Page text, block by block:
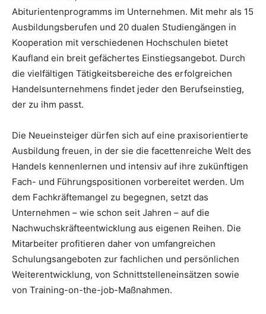
Abiturientenprogramms im Unternehmen. Mit mehr als 15
Ausbildungsberufen und 20 dualen Studiengängen in
Kooperation mit verschiedenen Hochschulen bietet
Kaufland ein breit gefächertes Einstiegsangebot. Durch
die vielfältigen Tätigkeitsbereiche des erfolgreichen
Handelsunternehmens findet jeder den Berufseinstieg,
der zu ihm passt.
Die Neueinsteiger dürfen sich auf eine praxisorientierte
Ausbildung freuen, in der sie die facettenreiche Welt des
Handels kennenlernen und intensiv auf ihre zukünftigen
Fach- und Führungspositionen vorbereitet werden. Um
dem Fachkräftemangel zu begegnen, setzt das
Unternehmen – wie schon seit Jahren – auf die
Nachwuchskräfteentwicklung aus eigenen Reihen. Die
Mitarbeiter profitieren daher von umfangreichen
Schulungsangeboten zur fachlichen und persönlichen
Weiterentwicklung, von Schnittstelleneinsätzen sowie
von Training-on-the-job-Maßnahmen.